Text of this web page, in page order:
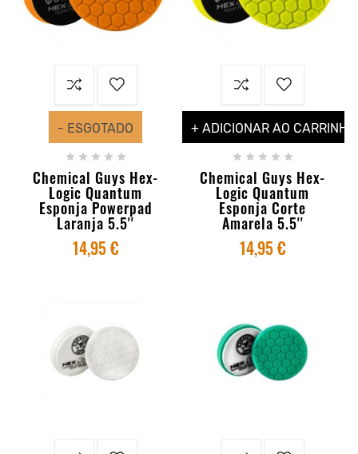
- ESGOTADO
    
Chemical Guys Hex-
Logic Quantum
Esponja Powerpad
Laranja 5.5''
14,95 €
+ ADICIONAR AO CARRINHO
    
Chemical Guys Hex-
Logic Quantum
Esponja Corte
Amarela 5.5''
14,95 €